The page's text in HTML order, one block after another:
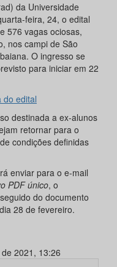
da Universidade
feira, 24, o edital
576 vagas ociosas,
nos campi de São
O ingresso se
para iniciar em 22
do edital
destinada a ex-alunos
retornar para o
condições definidas
enviar para o e-mail
PDF único, o
do documento
28 de fevereiro.
2021, 13:26